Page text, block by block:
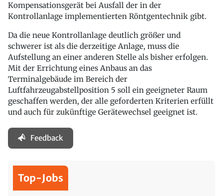
Kompensationsgerät bei Ausfall der in der
Kontrollanlage implementierten Röntgentechnik gibt.
Da die neue Kontrollanlage deutlich größer und
schwerer ist als die derzeitige Anlage, muss die
Aufstellung an einer anderen Stelle als bisher erfolgen.
Mit der Errichtung eines Anbaus an das
Terminalgebäude im Bereich der
Luftfahrzeugabstellposition 5 soll ein geeigneter Raum
geschaffen werden, der alle geforderten Kriterien erfüllt
und auch für zukünftige Gerätewechsel geeignet ist.
Feedback
Top-Jobs